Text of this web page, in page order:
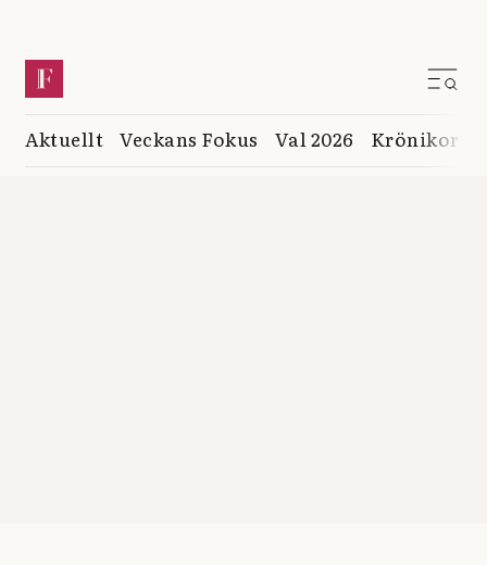
Aktuellt Veckans Fokus Val 2026 Krönikor